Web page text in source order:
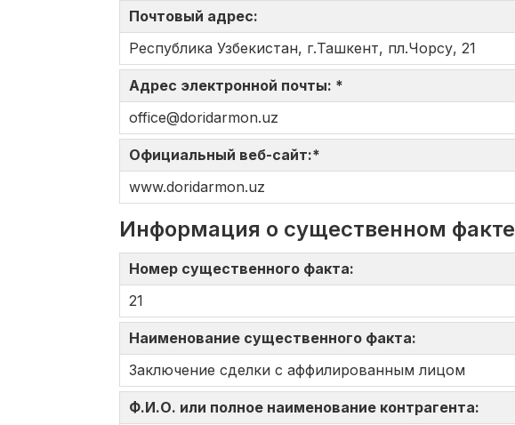
Почтовый адрес:
Республика Узбекистан, г.Ташкент, пл.Чорсу, 21
Адрес электронной почты: *
office@doridarmon.uz
Официальный веб-сайт:*
www.doridarmon.uz
Информация о существенном факте
Номер существенного факта:
21
Наименование существенного факта:
Заключение сделки с аффилированным лицом
Ф.И.О. или полное наименование контрагента: